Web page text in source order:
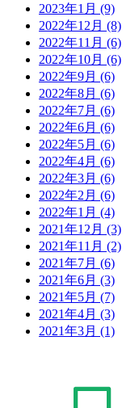
2023年1月 (9)
2022年12月 (8)
2022年11月 (6)
2022年10月 (6)
2022年9月 (6)
2022年8月 (6)
2022年7月 (6)
2022年6月 (6)
2022年5月 (6)
2022年4月 (6)
2022年3月 (6)
2022年2月 (6)
2022年1月 (4)
2021年12月 (3)
2021年11月 (2)
2021年7月 (6)
2021年6月 (3)
2021年5月 (7)
2021年4月 (3)
2021年3月 (1)